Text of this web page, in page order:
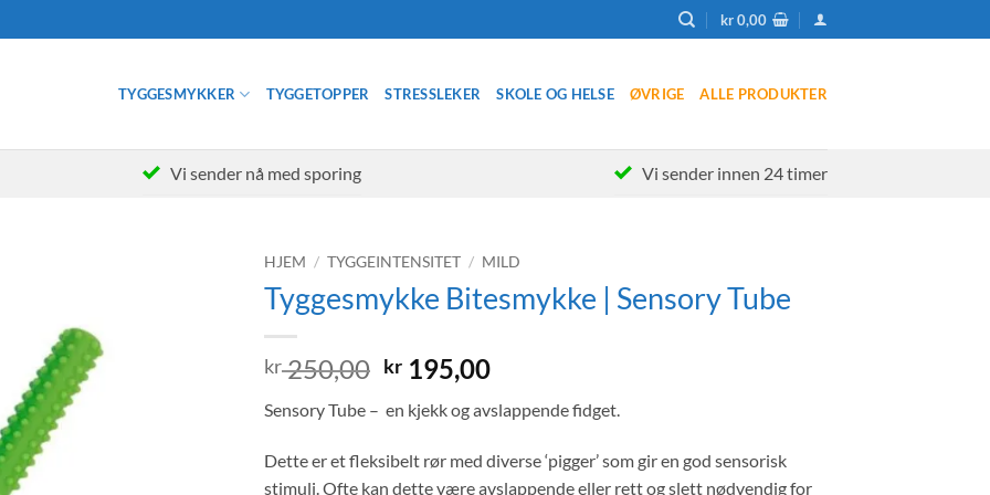
kr0,00
TYGGESMYKKER TYGGETOPPER STRESSLEKER SKOLE OG HELSE ØVRIGE ALLE PRODUKTER
Vi sender nå med sporing Vi sender innen 24 timer
HJEM / TYGGEINTENSITET / MILD
Tyggesmykke Bitesmykke | Sensory Tube
kr250,00 Opprinnelig
var:
kr 195,00Nåværende
er:
kr 195,00.
Sensory Tube – en kjekk og avslappende fidget.
Dette er et fleksibelt rør med diverse ‘pigger’ som gir en god sensorisk
stimuli. Ofte kan dette være avslappende eller rett og slett nødvendig for